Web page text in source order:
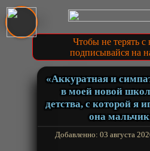
Чтобы не терять с
подписывайся на
«Аккуратная и
в моей новой
детства, с которой я
она
Добавленно: 03 августа